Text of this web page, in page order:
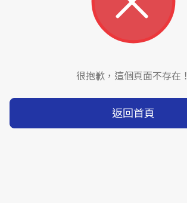
很抱歉，這個頁面不存在！
返回首頁